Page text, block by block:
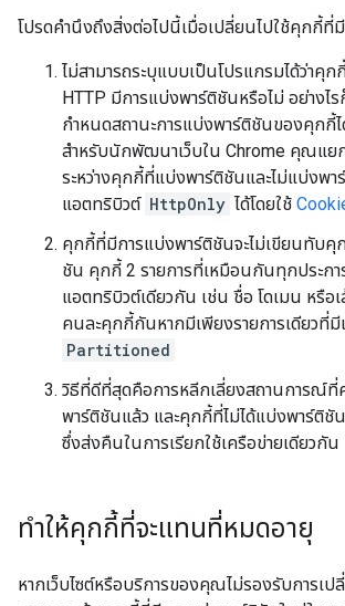
โปรดคำนึงถึงสิ่งต่อไปนี้เมื่อเปลี่ยนไปใช้คุกกี้ที่
ไม่สามารถระบุแบบเป็นโปรแกรมได้ว่าคุ
HTTP มีการแบ่งพาร์ติชันหรือไม่ อย่างไ
กำหนดสถานะการแบ่งพาร์ติชันของคุกกี้
สำหรับนักพัฒนาเว็บใน Chrome คุณแย
ระหว่างคุกกี้ที่แบ่งพาร์ติชันและไม่แบ่งพ
แอตทริบิวต์ HttpOnly ได้โดยใช้
คุกกี้ที่มีการแบ่งพาร์ติชันจะไม่เขียนทับคุ
ชัน คุกกี้ 2 รายการที่เหมือนกันทุกประก
แอตทริบิวต์เดียวกัน เช่น ชื่อ โดเมน หรือเ
คนละคุกกี้กันหากมีเพียงรายการเดียวที่
Partitioned
วิธีที่ดีที่สุดคือการหลีกเลี่ยงสถานการ
พาร์ติชันแล้ว และคุกกี้ที่ไม่ได้แบ่งพาร์ติชั
ซึ่งส่งคืนในการเรียกใช้เครือข่ายเดียวกัน
ทำให้คุกกี้ที่จะแทนที่หมดอายุ
หากเว็บไซต์หรือบริการของคุณไม่รองรับการเ